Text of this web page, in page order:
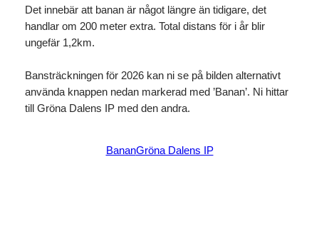
Det innebär att banan är något längre än tidigare, det
handlar om 200 meter extra. Total distans för i år blir
ungefär 1,2km.
Bansträckningen för 2026 kan ni se på bilden alternativt
använda knappen nedan markerad med ’Banan’. Ni hittar
till Gröna Dalens IP med den andra.
BananGröna Dalens IP